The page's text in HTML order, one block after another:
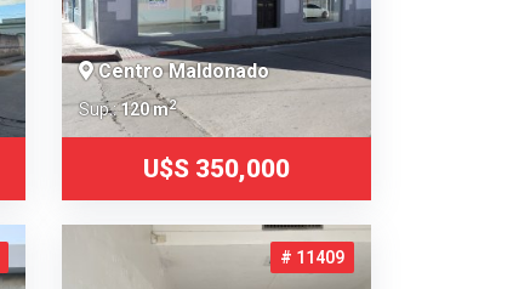
Centro Maldonado
Sup.:120 m2
U$S 350,000
# 11409